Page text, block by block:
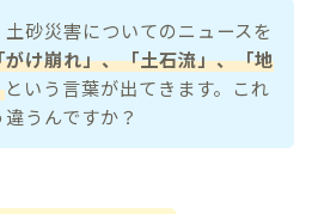
土砂災害についてのニュースを
がけ崩れ」、「土石流」、「地
という言葉が出てきます。これ
うんですか？